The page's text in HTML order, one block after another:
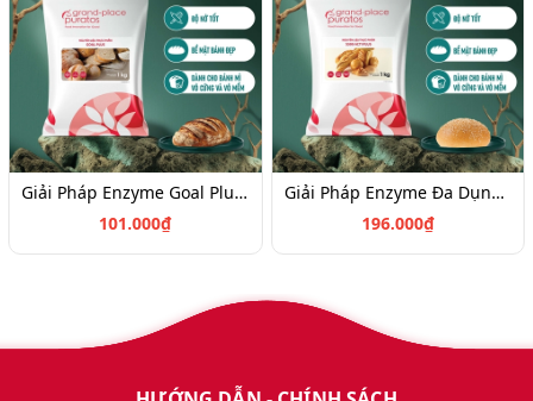
Giải Pháp Enzyme Goal Plus_1 kg-IM-GPS-01-4116074
101.000₫
Giải Pháp Enzyme Đa Dụng Chất Lượng Cao - S500 Acti-Plus _1 kg-4116077
196.000₫